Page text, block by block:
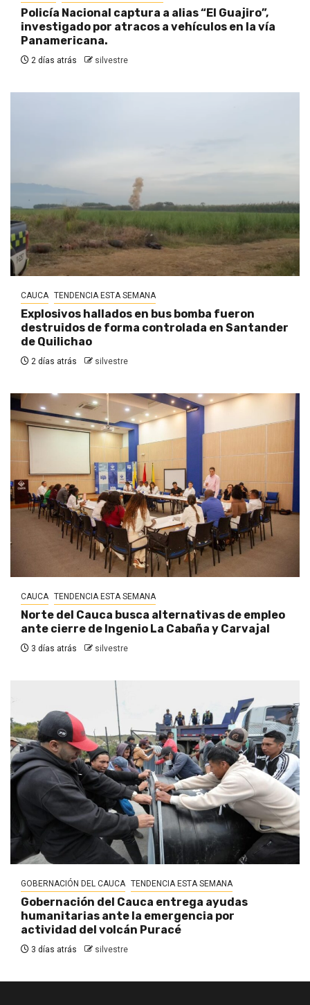
Policía Nacional captura a alias “El Guajiro”,
investigado por atracos a vehículos en la vía
Panamericana.
2 días atrás silvestre
CAUCA TENDENCIA ESTA SEMANA
Explosivos hallados en bus bomba fueron
destruidos de forma controlada en Santander
de Quilichao
2 días atrás silvestre
CAUCA TENDENCIA ESTA SEMANA
Norte del Cauca busca alternativas de empleo
ante cierre de Ingenio La Cabaña y Carvajal
3 días atrás silvestre
GOBERNACIÓN DEL CAUCA TENDENCIA ESTA SEMANA
Gobernación del Cauca entrega ayudas
humanitarias ante la emergencia por
actividad del volcán Puracé
3 días atrás silvestre